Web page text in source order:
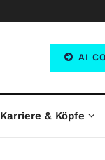
AI
Karriere & Köpfe